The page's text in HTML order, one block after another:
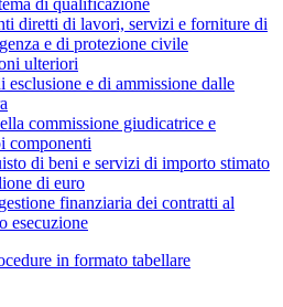
diretti di lavori, servizi e forniture di
e di protezione civile
ulteriori
esclusione e di ammissione dalle
commissione giudicatrice e
componenti
di beni e servizi di importo stimato
di euro
finanziaria dei contratti al
esecuzione
in formato tabellare